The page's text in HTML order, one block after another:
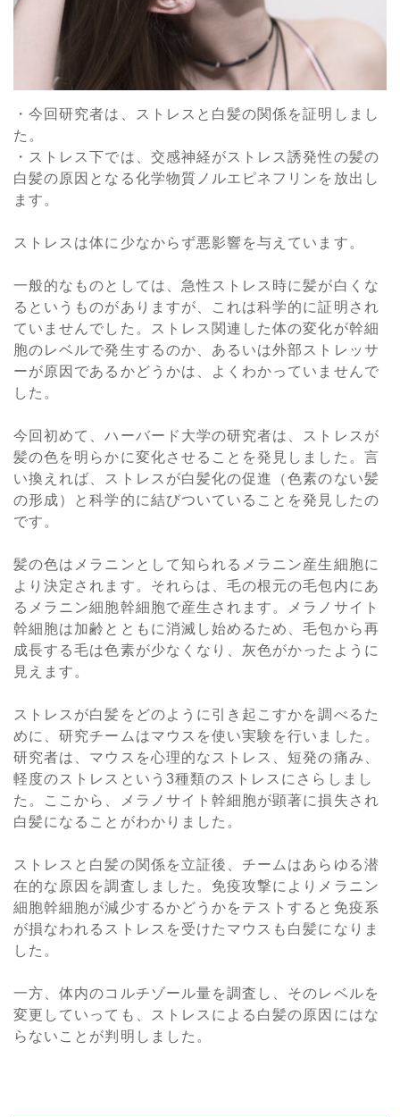
・今回研究者は、ストレスと白髪の関係を証明しまし
た。
・ストレス下では、交感神経がストレス誘発性の髪の
白髪の原因となる化学物質ノルエピネフリンを放出し
ます。
ストレスは体に​​少なからず悪影響を与えています。
一般的なものとしては、急性ストレス時に髪が白くな
るというものがありますが、これは科学的に証明され
ていませんでした。ストレス関連した体の変化が幹細
胞のレベルで発生するのか、あるいは外部ストレッサ
ーが原因であるかどうかは、よくわかっていませんで
した。
今回初めて、ハーバード大学の研究者は、ストレスが
髪の色を明らかに変化させることを発見しました。言
い換えれば、ストレスが白髪化の促進（色素のない髪
の形成）と科学的に結びついていることを発見したの
です。
髪の色はメラニンとして知られるメラニン産生細胞に
より決定されます。それらは、毛の根元の毛包内にあ
るメラニン細胞幹細胞で産生されます。メラノサイト
幹細胞は加齢とともに消滅し始めるため、毛包から再
成長する毛は色素が少なくなり、灰色がかったように
見えます。
ストレスが白髪をどのように引き起こすかを調べるた
めに、研究チームはマウスを使い実験を行いました。
研究者は、マウスを心理的なストレス、短発の痛み、
軽度のストレスという3種類のストレスにさらしまし
た。ここから、メラノサイト幹細胞が顕著に損失され
白髪になることがわかりました。
ストレスと白髪の関係を立証後、チームはあらゆる潜
在的な原因を調査しました。免疫攻撃によりメラニン
細胞幹細胞が減少するかどうかをテストすると免疫系
が損なわれるストレスを受けたマウスも白髪になりま
した。
一方、体内のコルチゾール量を調査し、そのレベルを
変更していっても、ストレスによる白髪の原因にはな
らないことが判明しました。